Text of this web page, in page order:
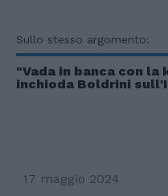
Sullo stesso argomento:
"Vada in banca con la
inchioda Boldrini
17 maggio 2024